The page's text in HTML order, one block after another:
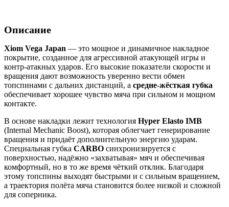
Описание
Xiom Vega Japan — это мощное и динамичное накладное
покрытие, созданное для агрессивной атакующей игры и
контр-атакных ударов. Его высокие показатели скорости и
вращения дают возможность уверенно вести обмен
топспинами с дальних дистанций, а средне-жёсткая губка
обеспечивает хорошее чувство мяча при сильном и мощном
контакте.
В основе накладки лежит технология Hyper Elasto IMB
(Internal Mechanic Boost), которая облегчает генерирование
вращения и придаёт дополнительную энергию ударам.
Специальная губка CARBO синхронизируется с
поверхностью, надёжно «захватывая» мяч и обеспечивая
комфортный, но в то же время чёткий отклик. Благодаря
этому топспины выходят быстрыми и с сильным вращением,
а траектория полёта мяча становится более низкой и сложной
для соперника.